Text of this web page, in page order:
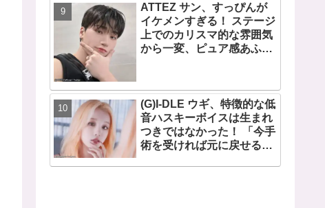
目殺到
ATTEZ サン、すっぴんが
イケメンすぎる！ ステージ
上でのカリスマ的な雰囲気
から一変、ピュア感あふれ
(G)I-DLE ウギ、特徴的な低
音ハスキーボイスは生まれ
つきではなかった！ 「今手
術を受ければ元に戻せるけ